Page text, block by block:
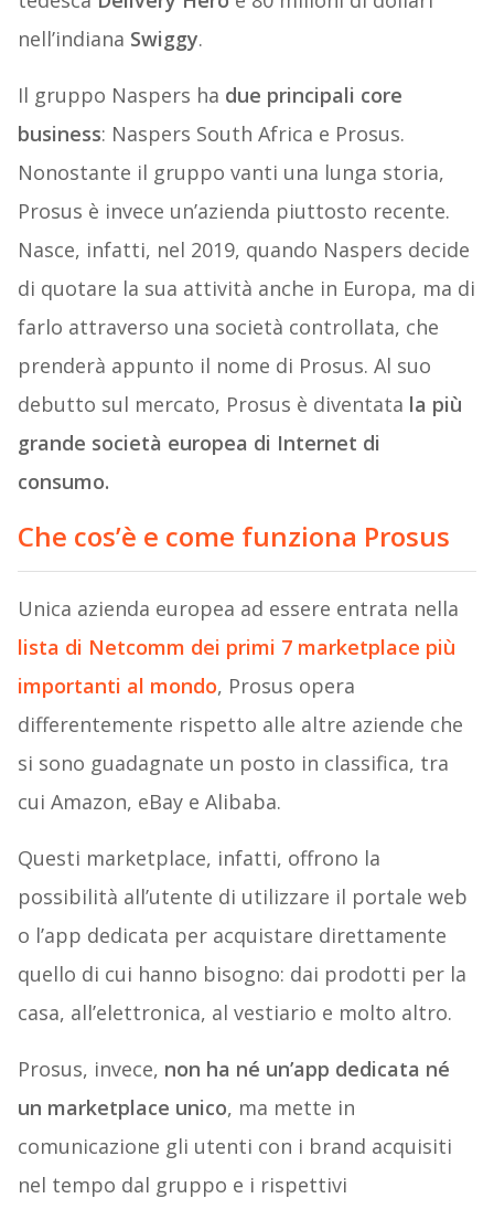
nell’indiana Swiggy.
Il gruppo Naspers ha due principali core
business: Naspers South Africa e Prosus.
Nonostante il gruppo vanti una lunga storia,
Prosus è invece un’azienda piuttosto recente.
Nasce, infatti, nel 2019, quando Naspers decide
di quotare la sua attività anche in Europa, ma di
farlo attraverso una società controllata, che
prenderà appunto il nome di Prosus. Al suo
debutto sul mercato, Prosus è diventata la più
grande società europea di Internet di
consumo.
Che cos’è e come funziona Prosus
Unica azienda europea ad essere entrata nella
lista di Netcomm dei primi 7 marketplace più
importanti al mondo, Prosus opera
differentemente rispetto alle altre aziende che
si sono guadagnate un posto in classifica, tra
cui Amazon, eBay e Alibaba.
Questi marketplace, infatti, offrono la
possibilità all’utente di utilizzare il portale web
o l’app dedicata per acquistare direttamente
quello di cui hanno bisogno: dai prodotti per la
casa, all’elettronica, al vestiario e molto altro.
Prosus, invece, non ha né un’app dedicata né
un marketplace unico, ma mette in
comunicazione gli utenti con i brand acquisiti
nel tempo dal gruppo e i rispettivi